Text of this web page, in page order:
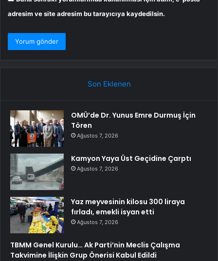
adresim ve site adresim bu tarayıcıya kaydedilsin.
Son Eklenen
OMÜ’de Dr. Yunus Emre Durmuş İçin
Tören
Ağustos 7, 2026
Kamyon Yaya Üst Geçidine Çarptı
Ağustos 7, 2026
Yaz meyvesinin kilosu 300 liraya
fırladı, emekli isyan etti
Ağustos 7, 2026
TBMM Genel Kurulu… Ak Parti’nin Meclis Çalışma
Takvimine İlişkin Grup Önerisi Kabul Edildi